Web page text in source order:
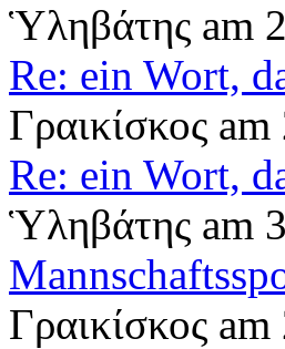
Ὑληβάτης am
Re: ein Wort,
Γραικίσκος
Re: ein Wort,
Ὑληβάτης am
Γραικίσκος